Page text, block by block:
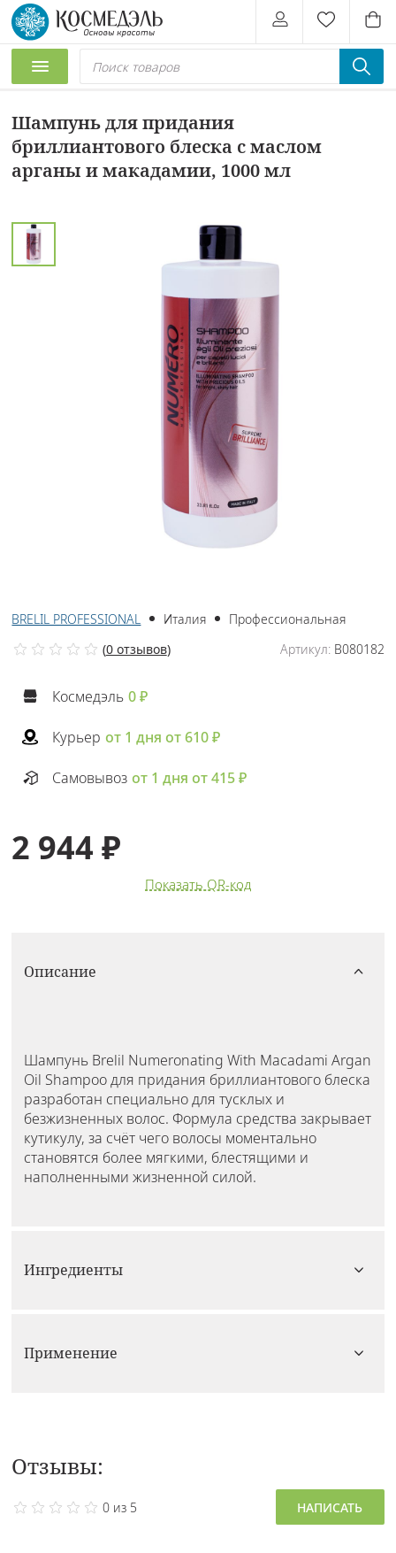
Шампунь для придания
бриллиантового блеска с маслом
арганы и макадамии, 1000 мл
BRELIL PROFESSIONAL Италия
Профессиональная
Артикул:B080182
(0 отзывов)
Космедэль 0 ₽
Курьер от 1 дня от 610 ₽
Самовывоз от 1 дня от 415 ₽
2 944 ₽
Показать QR-код
Описание
Шампунь Brelil Numеronating With Macadami Argan
Oil Shampoo для придания бриллиантового блеска
разработан специально для тусклых и
безжизненных волос. Формула средства закрывает
кутикулу, за счёт чего волосы моментально
становятся более мягкими, блестящими и
наполненными жизненной силой.
Ингредиенты
Применение
Отзывы:
0 из 5 НАПИСАТЬ